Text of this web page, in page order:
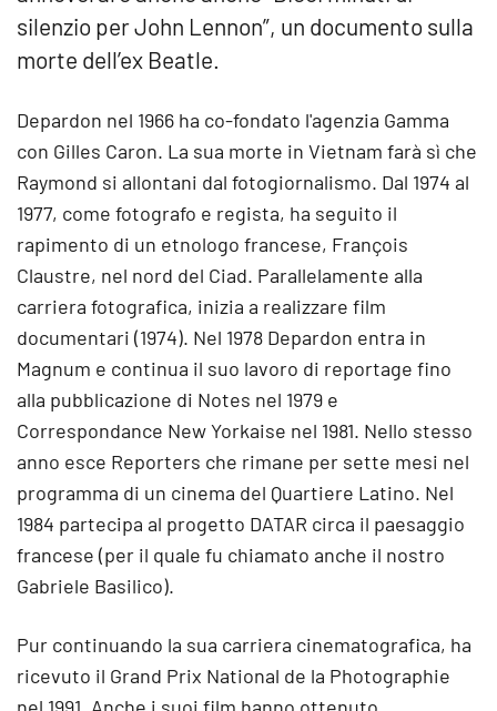
silenzio per John Lennon”, un documento sulla
morte dell’ex Beatle.
Depardon nel 1966 ha co-fondato l'agenzia Gamma
con Gilles Caron. La sua morte in Vietnam farà sì che
Raymond si allontani dal fotogiornalismo. Dal 1974 al
1977, come fotografo e regista, ha seguito il
rapimento di un etnologo francese, François
Claustre, nel nord del Ciad. Parallelamente alla
carriera fotografica, inizia a realizzare film
documentari (1974). Nel 1978 Depardon entra in
Magnum e continua il suo lavoro di reportage fino
alla pubblicazione di Notes nel 1979 e
Correspondance New Yorkaise nel 1981. Nello stesso
anno esce Reporters che rimane per sette mesi nel
programma di un cinema del Quartiere Latino. Nel
1984 partecipa al progetto DATAR circa il paesaggio
francese (per il quale fu chiamato anche il nostro
Gabriele Basilico).
Pur continuando la sua carriera cinematografica, ha
ricevuto il Grand Prix National de la Photographie